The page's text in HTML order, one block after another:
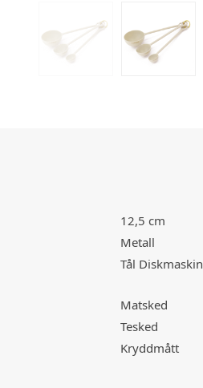
12,5 cm
Metall
Tål Diskmaskin
Matsked
Tesked
Kryddmått